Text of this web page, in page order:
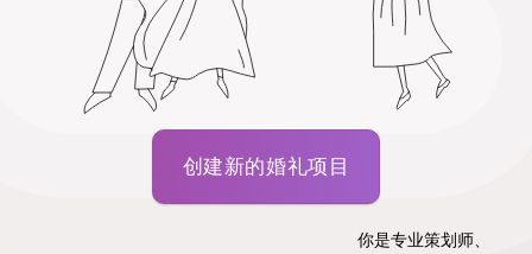
创建新的婚礼项目
你是专业策划师、